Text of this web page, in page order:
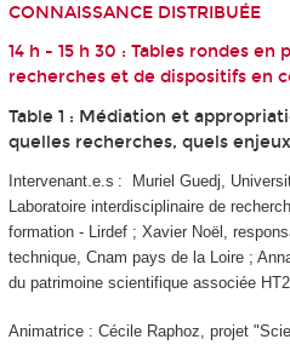
CONNAISSANCE DISTRIBUÉE
14 h - 15 h 30 : Tables rondes
recherches et de dispositifs en
Table 1 : Médiation et
quelles recherches, quels enjeux
Intervenant.e.s : Muriel Guedj,
Laboratoire interdisciplinaire de
formation - Lirdef ; Xavier Noël,
technique, Cnam pays de la Loire ;
du patrimoine scientifique associée
Animatrice : Cécile Raphoz, projet